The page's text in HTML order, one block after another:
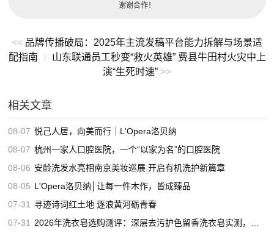
谢谢合作！
<< 品牌传播破局：2025年主流发稿平台能力拆解与场景适
配指南
|
山东联通员工秒变“救火英雄” 费县牛田村火灾中上
演“生死时速” >>
相关文章
08-07 悦己人居，向美而行｜L'Opera洛贝纳
08-07 杭州一家人口腔医院，一个“以家为名”的口腔医院
08-06 安龄洗发水亮相南京美妆巡展 开启有机洗护新篇章
08-05 L'Opera洛贝纳│让每一件木作，皆成臻品
07-31
寻迹诗词红土地 逐浪黄河砺青春
07-31
2026年洗衣皂选购测评：深层去污护色留香洗衣皂实测，适合家用的高口碑洗衣皂推荐